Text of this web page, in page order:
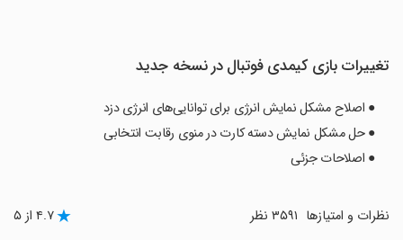
تغییرات بازی ‏کیمدی فوتبال در نسخه جدید
● اصلاح مشکل نمایش انرژی برای توانایی‌های انرژی دزد
● حل مشکل نمایش دسته کارت در منوی رقابت انتخابی
● اصلاحات جزئی
نظرات و امتیازها ۴.۷ از ۵